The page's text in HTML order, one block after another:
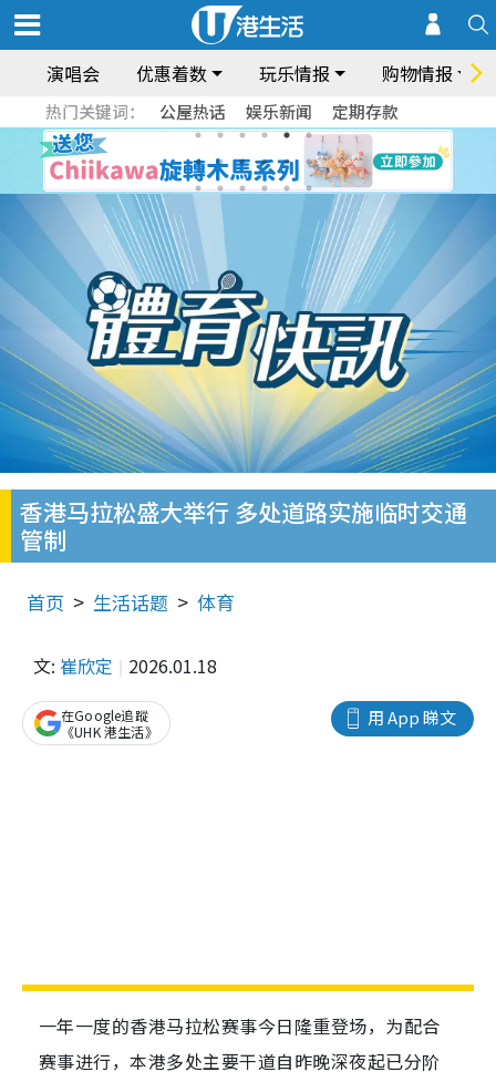
演唱会 优惠着数 玩乐情报 购物情报
热门关键词： 公屋热话 娱乐新闻 定期存款
香港马拉松盛大举行 多处道路实施临时交通
管制
首页 生活话题 体育
文: 崔欣定 2026.01.18
用 App 睇文
在Google追蹤
《UHK 港生活》
一年一度的香港马拉松赛事今日隆重登场，为配合
赛事进行，本港多处主要干道自昨晚深夜起已分阶